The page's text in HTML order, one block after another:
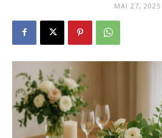
rund
MAI 27, 2025